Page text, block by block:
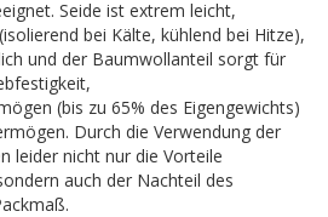
Seide ist extrem leicht,
bei Kälte, kühlend bei Hitze),
und der Baumwollanteil sorgt für
(bis zu 65% des Eigengewichts)
Durch die Verwendung der
leider nicht nur die Vorteile
auch der Nachteil des